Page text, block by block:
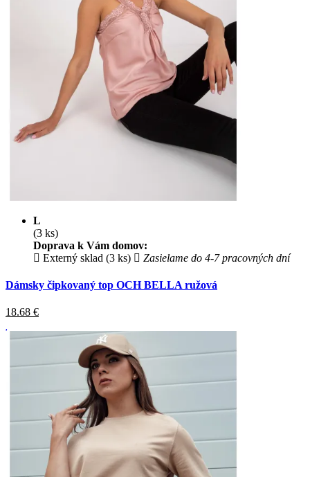
L
(3 ks)
Doprava k Vám domov:
Externý sklad (3 ks)
Zasielame do 4-7 pracovných dní
Dámsky čipkovaný top OCH BELLA ružová
18.68 €